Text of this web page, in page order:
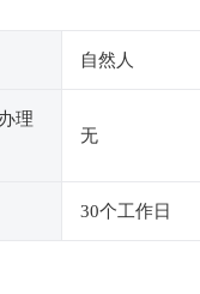
自然人
理
无
30个工作日